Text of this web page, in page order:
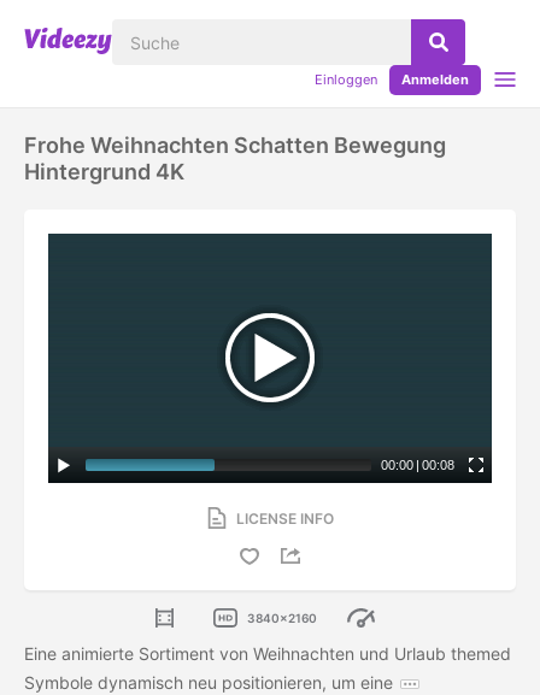
Einloggen Anmelden
Frohe Weihnachten Schatten Bewegung
Hintergrund 4K
00:00 | 00:08
LICENSE INFO
3840x2160
Eine animierte Sortiment von Weihnachten und Urlaub themed
Symbole dynamisch neu positionieren, um eine